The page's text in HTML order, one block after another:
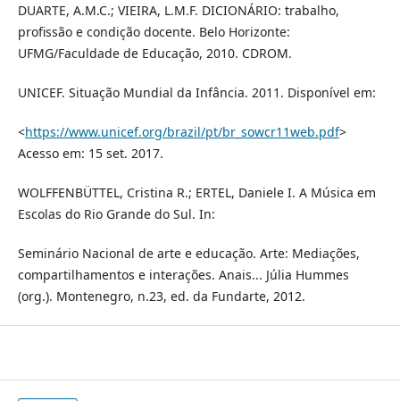
DUARTE, A.M.C.; VIEIRA, L.M.F. DICIONÁRIO: trabalho,
profissão e condição docente. Belo Horizonte:
UFMG/Faculdade de Educação, 2010. CDROM.
UNICEF. Situação Mundial da Infância. 2011. Disponível em:
<https://www.unicef.org/brazil/pt/br_sowcr11web.pdf>
Acesso em: 15 set. 2017.
WOLFFENBÜTTEL, Cristina R.; ERTEL, Daniele I. A Música em
Escolas do Rio Grande do Sul. In:
Seminário Nacional de arte e educação. Arte: Mediações,
compartilhamentos e interações. Anais... Júlia Hummes
(org.). Montenegro, n.23, ed. da Fundarte, 2012.